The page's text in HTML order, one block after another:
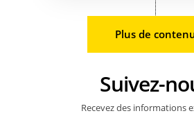
Plus de
Suivez-
Recevez des informations